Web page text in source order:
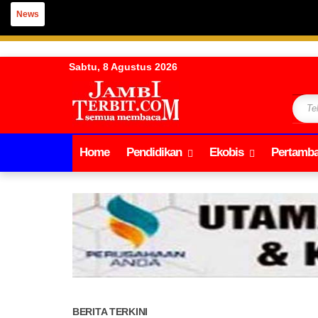
Sabtu, 8 Agustus 2026
Home Pendidikan Ekobis
BERITA TERKINI
News